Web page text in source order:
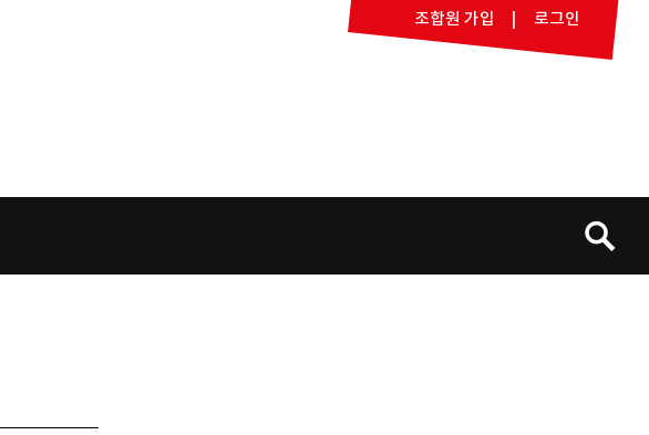
조합원 가입 로그인